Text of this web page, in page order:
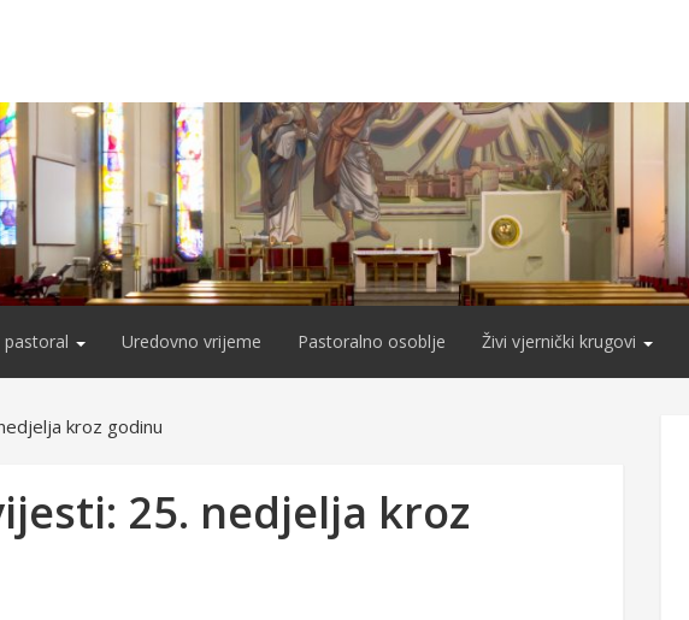
pastoral Uredovno vrijeme Pastoralno osoblje Živi vjernički krugovi
kroz godinu
25. nedjelja kroz